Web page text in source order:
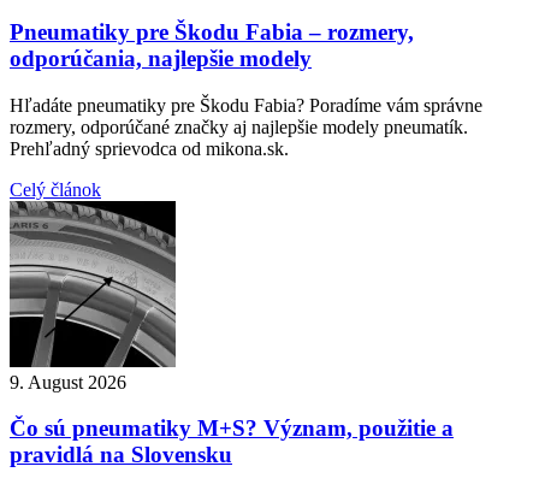
Pneumatiky pre Škodu Fabia – rozmery,
odporúčania, najlepšie modely
Hľadáte pneumatiky pre Škodu Fabia? Poradíme vám správne
rozmery, odporúčané značky aj najlepšie modely pneumatík.
Prehľadný sprievodca od mikona.sk.
Celý článok
9. August 2026
Čo sú pneumatiky M+S? Význam, použitie a
pravidlá na Slovensku